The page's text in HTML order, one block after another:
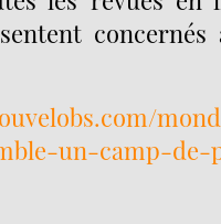
un-camp-de-